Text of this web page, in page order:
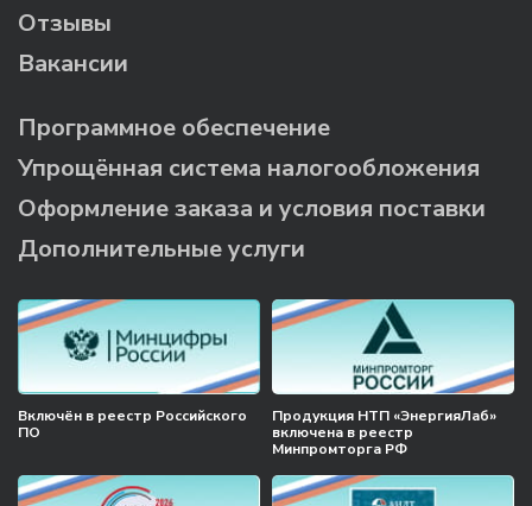
Отзывы
Вакансии
Программное обеспечение
Упрощённая система налогообложения
Оформление заказа и условия поставки
Дополнительные услуги
Включён в реестр Российского
ПО
Продукция НТП «ЭнергияЛаб»
включена в реестр
Минпромторга РФ